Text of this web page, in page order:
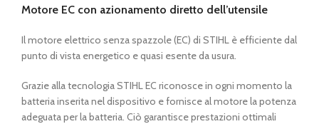
Motore EC con azionamento diretto dell’utensile
Il motore elettrico senza spazzole (EC) di STIHL è efficiente dal
punto di vista energetico e quasi esente da usura.
Grazie alla tecnologia STIHL EC riconosce in ogni momento la
batteria inserita nel dispositivo e fornisce al motore la potenza
adeguata per la batteria. Ciò garantisce prestazioni ottimali